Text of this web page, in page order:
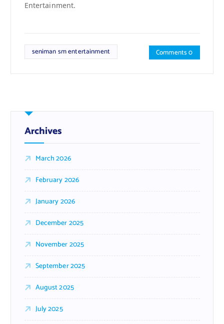
Entertainment.
seniman sm entertainment Comments 0
Archives
March 2026
February 2026
January 2026
December 2025
November 2025
September 2025
August 2025
July 2025